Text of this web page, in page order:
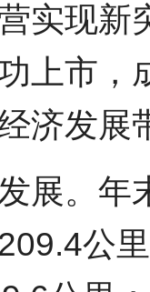
实现新
上市，
济发展
展。年
公